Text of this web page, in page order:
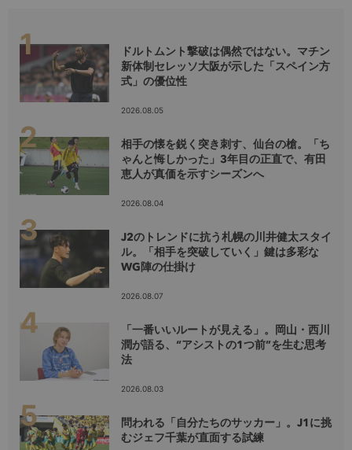
ドルトムント撃破は偶然ではない。マチン
新体制セレッソ大阪が示した「スペイン方
式」の優位性
2026.08.05
相手の懐を鋭く突き刺す、仙台の槍。「ち
ゃんと悔しかった」3年目の正直で、有田
恵人が真価を示すシーズンへ
2026.08.04
J2のトレンドに抗う札幌の川井健太スタイ
ル。「相手を突破していく」鍵は多彩な
WG陣の仕掛け
2026.08.07
「一番いいルートが見える」。岡山・西川
潤が語る、“アシストの1つ前”を生む思考
法
2026.08.03
問われる「自分たちのサッカー」。J1に挑
むジェフ千葉が直面する試練